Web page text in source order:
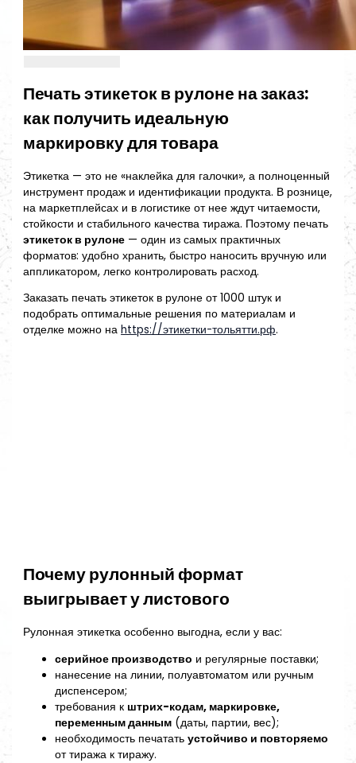
Печать этикеток в рулоне на заказ:
как получить идеальную
маркировку для товара
Этикетка — это не «наклейка для галочки», а полноценный
инструмент продаж и идентификации продукта. В рознице,
на маркетплейсах и в логистике от нее ждут читаемости,
стойкости и стабильного качества тиража. Поэтому печать
этикеток в рулоне — один из самых практичных
форматов: удобно хранить, быстро наносить вручную или
аппликатором, легко контролировать расход.
Заказать печать этикеток в рулоне от 1000 штук и
подобрать оптимальные решения по материалам и
отделке можно наhttps://этикетки-тольятти.рф.
Почему рулонный формат
выигрывает у листового
Рулонная этикетка особенно выгодна, если у вас:
серийное производство и регулярные поставки;
нанесение на линии, полуавтоматом или ручным
диспенсером;
требования к штрих-кодам, маркировке,
переменным данным (даты, партии, вес);
необходимость печататьустойчиво и повторяемо
от тиража к тиражу.